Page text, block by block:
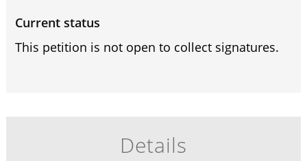
Current status
This petition is not open to collect signatures.
Details